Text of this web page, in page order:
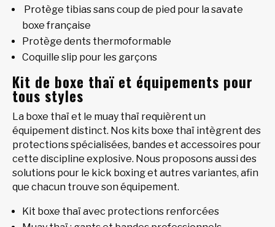
Protège tibias sans coup de pied pour la savate
boxe française
Protège dents thermoformable
Coquille slip pour les garçons
Kit de boxe thaï et équipements pour
tous styles
La boxe thaï et le muay thaï requièrent un
équipement distinct. Nos kits boxe thaï intègrent des
protections spécialisées, bandes et accessoires pour
cette discipline explosive. Nous proposons aussi des
solutions pour le kick boxing et autres variantes, afin
que chacun trouve son équipement.
Kit boxe thaï avec protections renforcées